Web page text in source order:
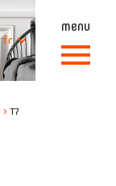
menu
Langue
fr
T7